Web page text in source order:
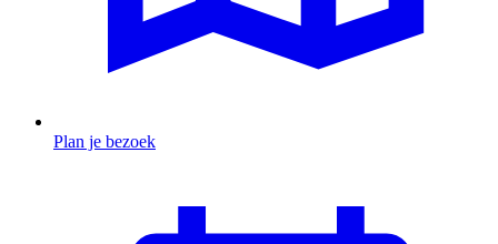
Plan je bezoek